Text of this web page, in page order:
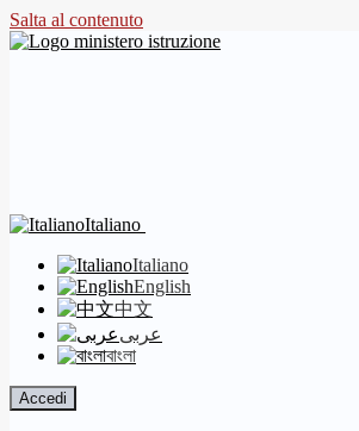
Salta al contenuto
Italiano
Italiano
English
中文
عربى
বাংলা
Accedi